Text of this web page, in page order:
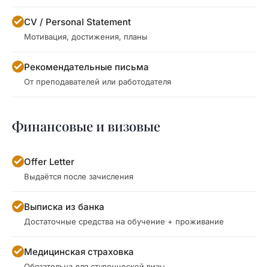
CV / Personal Statement
Мотивация, достижения, планы
Рекомендательные письма
От преподавателей или работодателя
Финансовые и визовые
Offer Letter
Выдаётся после зачисления
Выписка из банка
Достаточные средства на обучение + проживание
Медицинская страховка